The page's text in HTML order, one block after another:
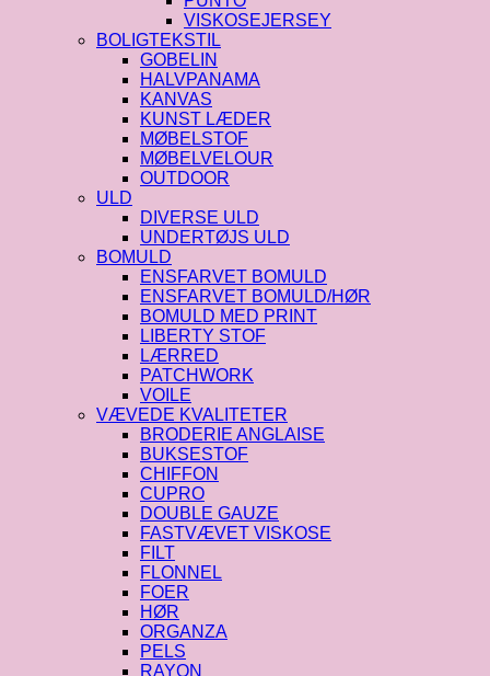
VISKOSEJERSEY
BOLIGTEKSTIL
GOBELIN
HALVPANAMA
KANVAS
KUNST LÆDER
MØBELSTOF
MØBELVELOUR
OUTDOOR
ULD
DIVERSE ULD
UNDERTØJS ULD
BOMULD
ENSFARVET BOMULD
ENSFARVET BOMULD/HØR
BOMULD MED PRINT
LIBERTY STOF
LÆRRED
PATCHWORK
VOILE
VÆVEDE KVALITETER
BRODERIE ANGLAISE
BUKSESTOF
CHIFFON
CUPRO
DOUBLE GAUZE
FASTVÆVET VISKOSE
FILT
FLONNEL
FOER
HØR
ORGANZA
PELS
RAYON